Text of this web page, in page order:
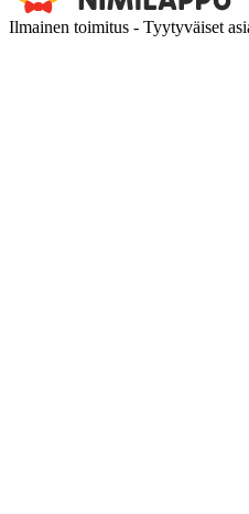
Ilmainen toimitus - Tyytyväiset